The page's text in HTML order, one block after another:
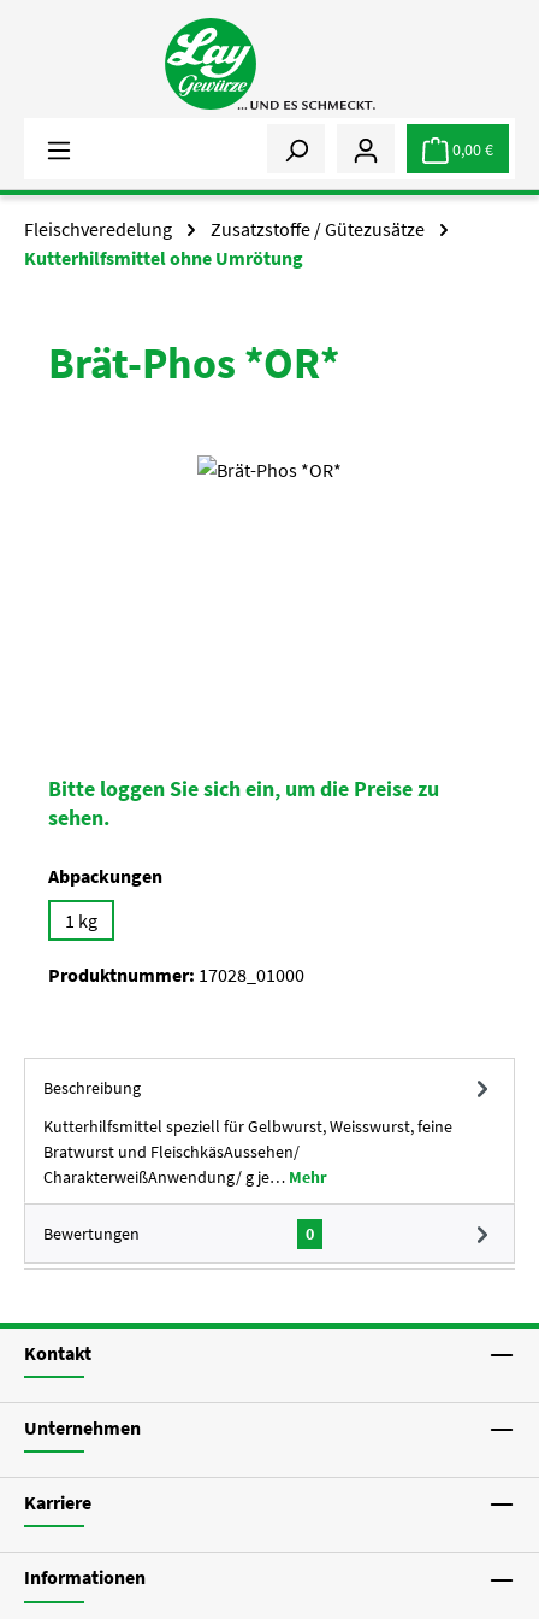
Zum Hauptinhalt springen
0,00 €
Fleischveredelung
Zusatzstoffe / Gütezusätze
Kutterhilfsmittel ohne Umrötung
Brät-Phos *OR*
Bildergalerie überspringen
Bitte loggen Sie sich ein, um die Preise zu
sehen.
Abpackungenauswählen
1 kg
Produktnummer: 17028_01000
Beschreibung
Kutterhilfsmittel speziell für Gelbwurst, Weisswurst, feine
Bratwurst und FleischkäsAussehen/
CharakterweißAnwendung/ g je… Mehr
Bewertungen 0
Kontakt
Unternehmen
Karriere
Informationen